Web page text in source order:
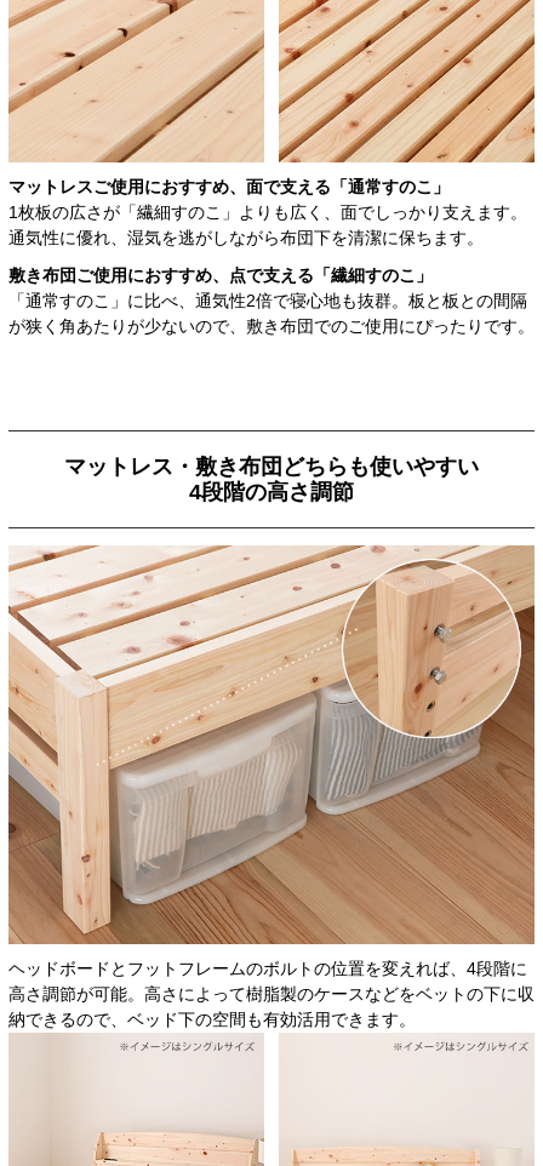
マットレスご使用におすすめ、面で支える「通常すのこ」
1枚板の広さが「繊細すのこ」よりも広く、面でしっかり支えます。
通気性に優れ、湿気を逃がしながら布団下を清潔に保ちます。
敷き布団ご使用におすすめ、点で支える「繊細すのこ」
「通常すのこ」に比べ、通気性2倍で寝心地も抜群。板と板との間隔
が狭く角あたりが少ないので、敷き布団でのご使用にぴったりです。
マットレス・敷き布団どちらも使いやすい
4段階の高さ調節
ヘッドボードとフットフレームのボルトの位置を変えれば、4段階に
高さ調節が可能。高さによって樹脂製のケースなどをベットの下に収
納できるので、ベッド下の空間も有効活用できます。